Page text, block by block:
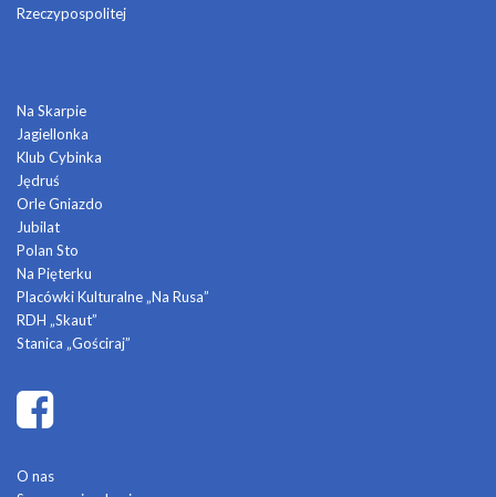
Rzeczypospolitej
Na Skarpie
Jagiellonka
Klub Cybinka
Jędruś
Orle Gniazdo
Jubilat
Polan Sto
Na Pięterku
Placówki Kulturalne „Na Rusa”
RDH „Skaut”
Stanica „Gościraj”
O nas